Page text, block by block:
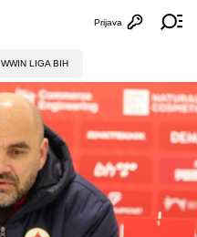
Otvori
Prijava
WWIN LIGA BIH